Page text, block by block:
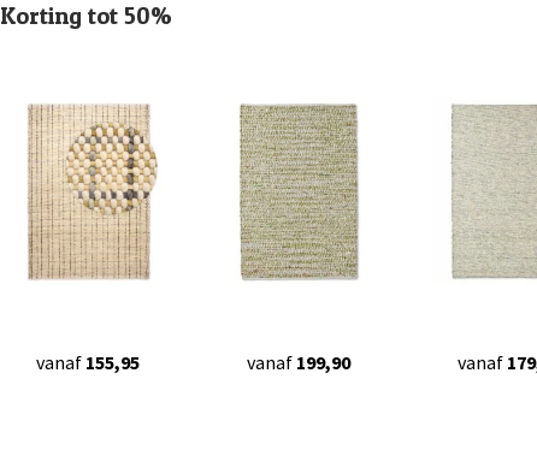
Korting tot 50%
vanaf 155,95 vanaf 199,90 vanaf